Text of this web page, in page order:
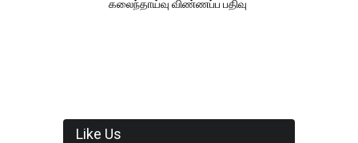
கலைந்தாய்வு விண்ணப்ப பதிவு
Like Us